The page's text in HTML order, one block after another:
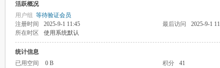
活跃概况
用户组 等待验证会员
注册时间
2025-9-1 11:45 最后访问
2025-9-1
所在时区
使用系统默认
统计信息
已用空间
0 B 积分
41